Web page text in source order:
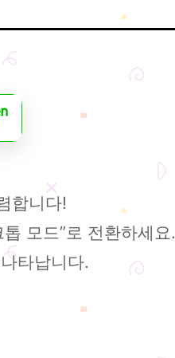
합니다!
모드”로 전환하세요.
타납니다.